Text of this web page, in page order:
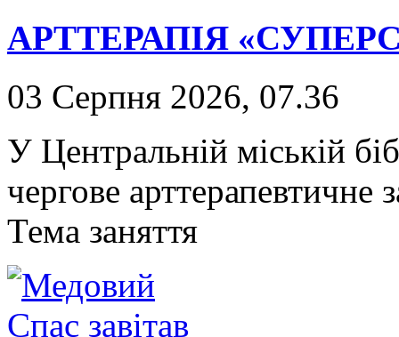
АРТТЕРАПІЯ
03 Серпня 2026, 07.36
У Центральній міській
чергове арттерапевтичне
Тема заняття